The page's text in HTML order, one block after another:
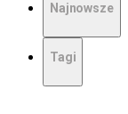
Najnowsze
Tagi